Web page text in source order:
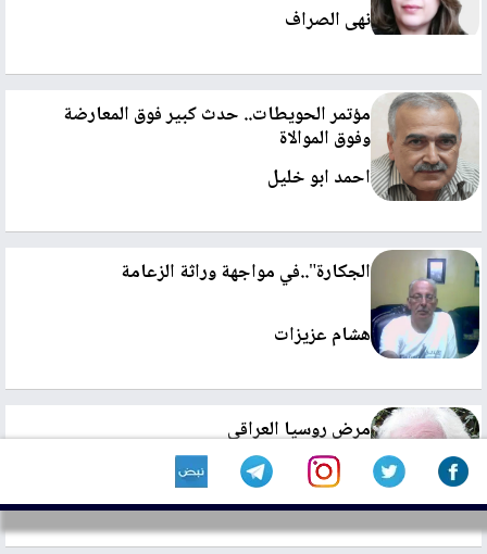
نهى الصراف
مؤتمر الحويطات.. حدث كبير فوق المعارضة
وفوق الموالاة
احمد ابو خليل
الجكارة"..في مواجهة وراثة الزعامة
هشام عزيزات
مرض روسيا العراقي
سلامة كيلة